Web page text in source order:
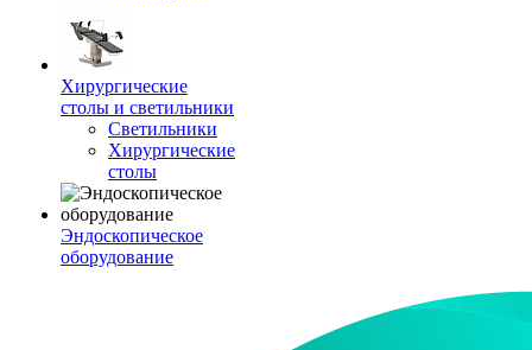
Хирургические
столы и светильники
Светильники
Хирургические
столы
Эндоскопическое
оборудование